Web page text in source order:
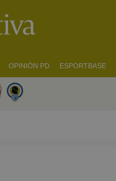
OPINIÓN PD ESPORTBASE